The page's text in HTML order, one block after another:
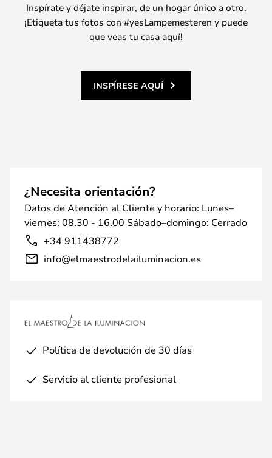
Inspírate y déjate inspirar, de un hogar único a otro.
¡Etiqueta tus fotos con #yesLampemesteren y puede
que veas tu casa aquí!
INSPÍRESE AQUÍ
¿Necesita orientación?
Datos de Atención al Cliente y horario: Lunes–
viernes: 08.30 - 16.00 Sábado–domingo: Cerrado
+34 911438772
info@elmaestrodelailuminacion.es
Política de devolución de 30 días
Servicio al cliente profesional